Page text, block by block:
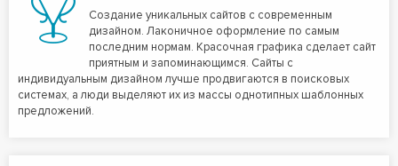
Создание уникальных сайтов с современным
дизайном. Лаконичное оформление по самым
последним нормам. Красочная графика сделает сайт
приятным и запоминающимся. Сайты с
индивидуальным дизайном лучше продвигаются в поисковых
системах, а люди выделяют их из массы однотипных шаблонных
предложений.